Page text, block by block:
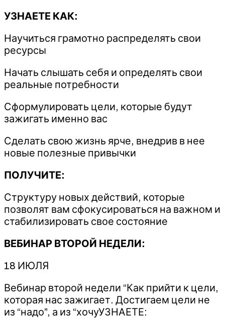
УЗНАЕТЕ КАК:
Научиться грамотно распределять свои
ресурсы
Начать слышать себя и определять свои
реальные потребности
Сформулировать цели, которые будут
зажигать именно вас
Сделать свою жизнь ярче, внедрив в нее
новые полезные привычки
ПОЛУЧИТЕ:
Структуру новых действий, которые
позволят вам сфокусироваться на важном и
стабилизировать свое состояние
ВЕБИНАР ВТОРОЙ НЕДЕЛИ:
18 ИЮЛЯ
Вебинар второй недели “Как прийти к цели,
которая нас зажигает. Достигаем цели не
из “надо”, а из “хочуУЗНАЕТЕ: